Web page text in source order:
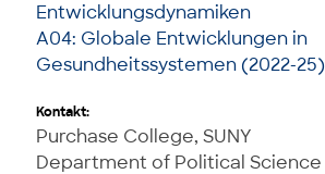
Entwicklungsdynamiken
A04: Globale Entwicklungen in
Gesundheitssystemen (2022-25)
Kontakt:
Purchase College, SUNY
Department of Political Science